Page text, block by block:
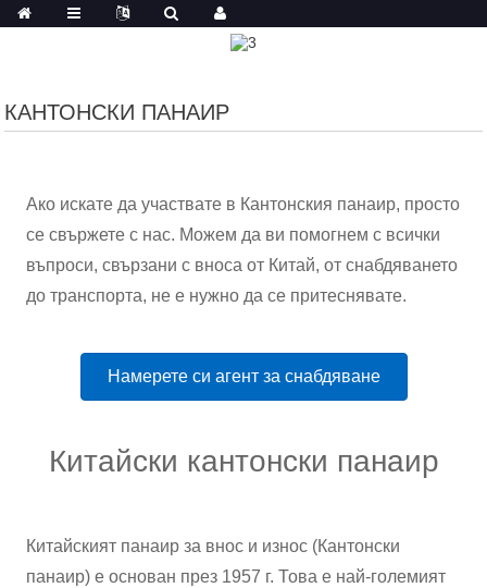
КАНТОНСКИ ПАНАИР
Ако искате да участвате в Кантонския панаир, просто
се свържете с нас. Можем да ви помогнем с всички
въпроси, свързани с вноса от Китай, от снабдяването
до транспорта, не е нужно да се притеснявате.
Намерете си агент за снабдяване
Китайски кантонски панаир
Китайският панаир за внос и износ (Кантонски
панаир) е основан през 1957 г. Това е най-големият